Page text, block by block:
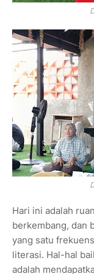
Hari ini adalah
berkembang, dan
yang satu
literasi. Hal-hal
adalah